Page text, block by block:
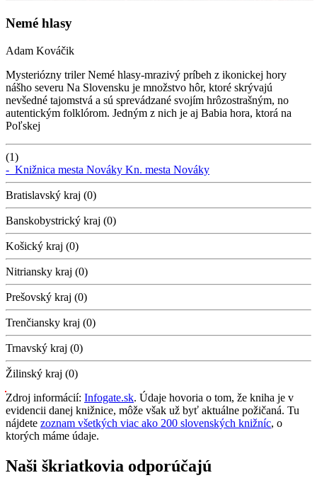
Nemé hlasy
Adam Kováčik
Mysteriózny triler Nemé hlasy-mrazivý príbeh z ikonickej hory
nášho severu Na Slovensku je množstvo hôr, ktoré skrývajú
nevšedné tajomstvá a sú sprevádzané svojím hrôzostrašným, no
autentickým folklórom. Jedným z nich je aj Babia hora, ktorá na
Poľskej
(1)
- Knižnica mesta Nováky Kn. mesta Nováky
Bratislavský kraj (0)
Banskobystrický kraj (0)
Košický kraj (0)
Nitriansky kraj (0)
Prešovský kraj (0)
Trenčiansky kraj (0)
Trnavský kraj (0)
Žilinský kraj (0)
Zdroj informácií: Infogate.sk. Údaje hovoria o tom, že kniha je v
evidencii danej knižnice, môže však už byť aktuálne požičaná. Tu
nájdete zoznam všetkých viac ako 200 slovenských knižníc, o
ktorých máme údaje.
Naši škriatkovia odporúčajú